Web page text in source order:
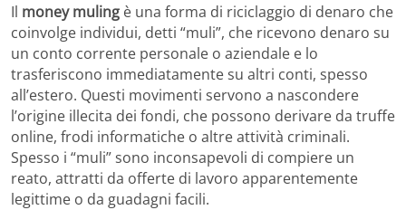
Il money muling è una forma di riciclaggio di denaro che
coinvolge individui, detti “muli”, che ricevono denaro su
un conto corrente personale o aziendale e lo
trasferiscono immediatamente su altri conti, spesso
all’estero. Questi movimenti servono a nascondere
l’origine illecita dei fondi, che possono derivare da truffe
online, frodi informatiche o altre attività criminali.
Spesso i “muli” sono inconsapevoli di compiere un
reato, attratti da offerte di lavoro apparentemente
legittime o da guadagni facili.